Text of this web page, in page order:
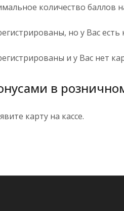
количество баллов
но у Вас
и у Вас нет
в
карту на кассе.